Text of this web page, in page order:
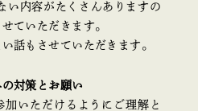
い内容がたくさんありますの
ていただきます。
話もさせていただきます。
対策とお願い
いただけるようにご理解と